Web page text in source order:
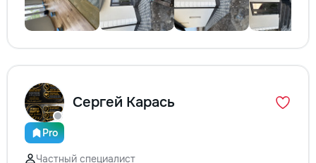
Pro
Сергей Карась
Частный специалист